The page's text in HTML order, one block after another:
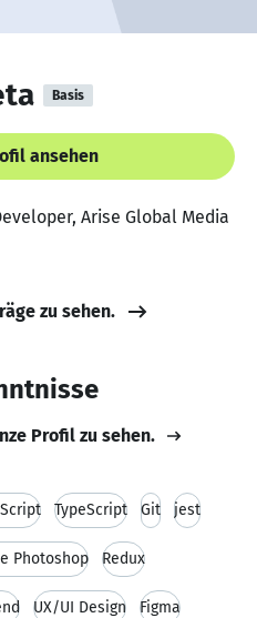
Basis
ansehen
Arise Global Media
zu sehen.
Profil zu sehen.
TypeScript Git jest
Photoshop Redux
UX/UI Design Figma